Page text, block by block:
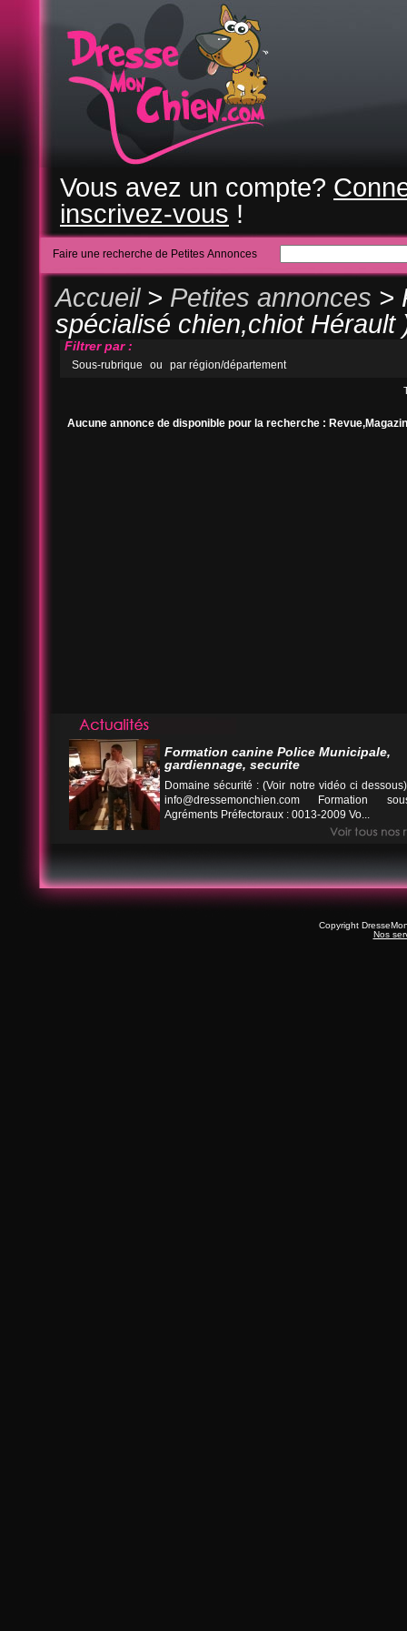
Vous avez un compte?
inscrivez-vous !
Faire une recherche de Petites Annonces
Accueil> Petites annonces >
spécialisé chien,chiot Hérault
Filtrer par :
Sous-rubrique ou par région/département
Aucune annonce de disponible pour la recherche :
Formation canine Police Municipale,
gardiennage, securite
Domaine sécurité : (Voir notre vidéo ci
info@dressemonchien.com Formation
Agréments Préfectoraux : 0013-2009 Vo...
Copyright
Nos